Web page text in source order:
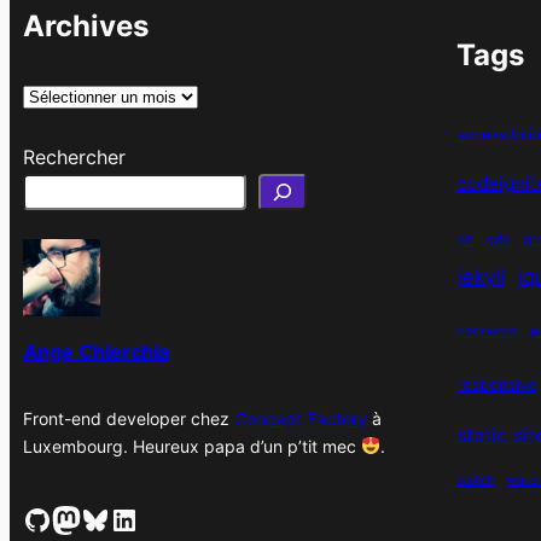
Archives
A
c
e
s
Rechercher
Ange Chierchia
Front-end developer chez Concept Factoryà
Luxembourg. Heureux papa d’un p’tit mec
.
GitHub Mastodon Bluesky LinkedIn
Tags
git grid
jekyll
password
responsive
static
watch